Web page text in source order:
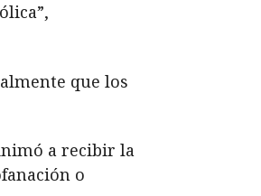
que los
a recibir la
o